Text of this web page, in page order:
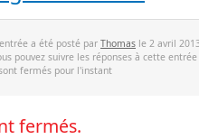
a été posté par Thomas le 2 avril
pouvez suivre les réponses à cette
fermés pour l'instant
fermés.